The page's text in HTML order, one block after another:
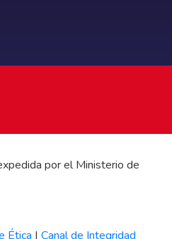
por el Ministerio de
Ética | Canal de Integridad